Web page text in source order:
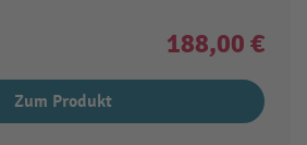
188,00 €
Zum Produkt